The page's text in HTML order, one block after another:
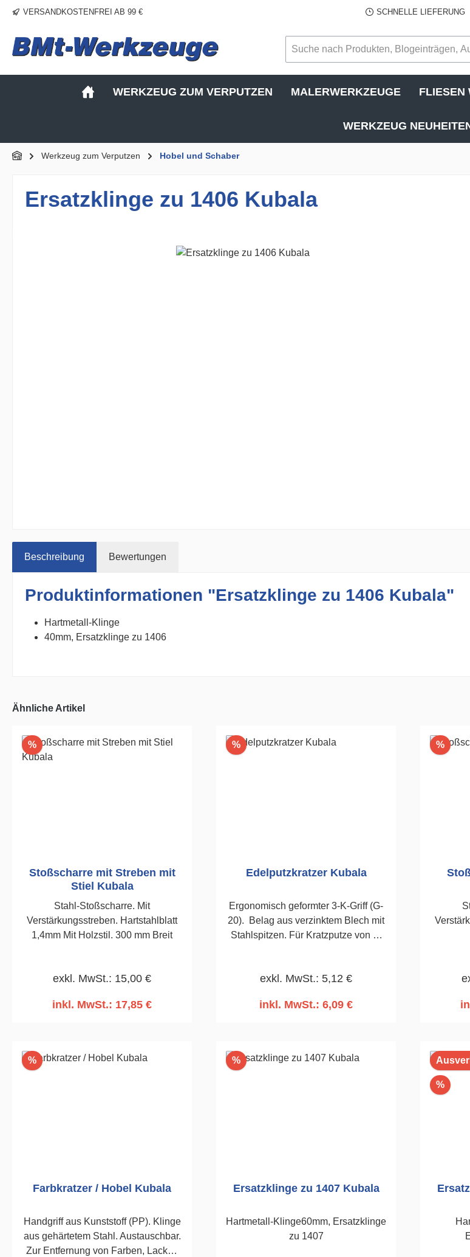
Hauptinhalt springen
Zur Suche springen
Zur Hauptnavigation springen
VERSANDKOSTENFREI AB 99 € SCHNELLE LIEFERUNG
WERKZEUG ZUM VERPUTZEN MALERWERKZEUGE FLIESEN
WERKZEUG
Werkzeug zum Verputzen Hobel und Schaber
Ersatzklinge zu 1406 Kubala
Beschreibung Bewertungen
Produktinformationen "Ersatzklinge zu 1406 Kubala"
Hartmetall-Klinge
40mm, Ersatzklinge zu 1406
Ähnliche Artikel
%Rabatt
Stoßscharre mit Streben mit
Stiel Kubala
Stahl-Stoßscharre. Mit
Verstärkungsstreben. Hartstahlblatt
1,4mm Mit Holzstil. 300 mm Breit
exkl. MwSt.: 15,00 €
inkl. MwSt.: 17,85 €
%Rabatt
Edelputzkratzer Kubala
Ergonomisch geformter 3-K-Griff (G-
20). Belag aus verzinktem Blech mit
Stahlspitzen. Für Kratzputze von 2-
exkl. MwSt.: 5,12 €
inkl. MwSt.: 6,09 €
%
%Rabatt
Farbkratzer / Hobel Kubala
Handgriff aus Kunststoff (PP). Klinge
aus gehärtetem Stahl. Austauschbar.
Zur Entfernung von Farben, Lacken
%Rabatt
Ersatzklinge zu 1407 Kubala
Hartmetall-Klinge60mm, Ersatzklinge
zu 1407
%Rabatt